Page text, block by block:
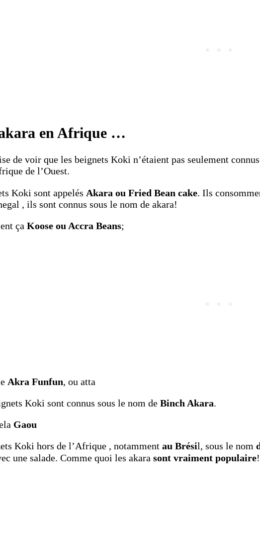
en Afrique …
de voir que les beignets Koki n’étaient pas seulement
de l’Ouest.
Koki sont appelés Akara ou Fried Bean cake. Ils
, ils sont connus sous le nom de akara!
ça Koose ou Accra Beans;
Akra Funfun, ou atta
Koki sont connus sous le nom de Binch Akara.
Gaou
Koki hors de l’Afrique , notamment au Brésil, sous le nom
une salade. Comme quoi les akara sont vraiment populaire